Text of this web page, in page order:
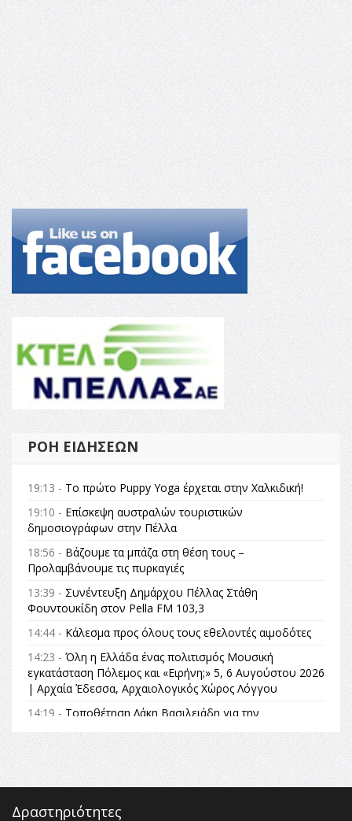
ΡΟΉ ΕΙΔΉΣΕΩΝ
19:13 - Το πρώτο Puppy Yoga έρχεται στην Χαλκιδική!
19:10 - Επίσκεψη αυστραλών τουριστικών
δημοσιογράφων στην Πέλλα
18:56 - Βάζουμε τα μπάζα στη θέση τους –
Προλαμβάνουμε τις πυρκαγιές
13:39 - Συνέντευξη Δημάρχου Πέλλας Στάθη
Φουντουκίδη στον Pella FM 103,3
14:44 - Κάλεσμα προς όλους τους εθελοντές αιμοδότες
14:23 - Όλη η Ελλάδα ένας πολιτισμός Μουσική
εγκατάσταση Πόλεμος και «Ειρήνη;» 5, 6 Αυγούστου 2026
| Αρχαία Έδεσσα, Αρχαιολογικός Χώρος Λόγγου
14:19 - Τοποθέτηση Λάκη Βασιλειάδη για την
θεσμικές διαδικασίες υπάρχει μόνο η ευθύνη απέναντι
στις επόμενες γενιές»
16:35 -Το πρόγραμμα του ΠΑΟΚ στον δεύτερο γύρο του
Δραστηριότητες